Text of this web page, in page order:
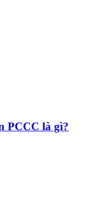
PCCC là gì?